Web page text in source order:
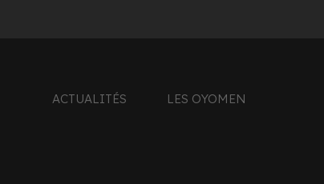
ACTUALITÉS LES OYOMEN